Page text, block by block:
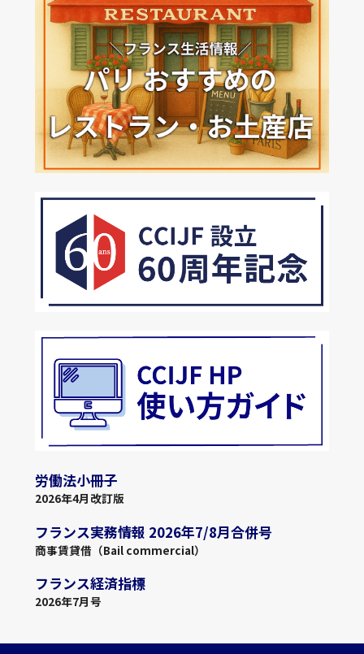
労働法小冊子
2026年4月改訂版
フランス実務情報 2026年7/8月合併号
商事賃貸借（Bail commercial）
フランス経済指標
2026年7月号